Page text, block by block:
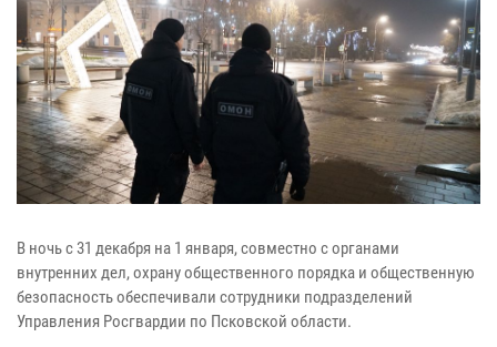
В ночь с 31 декабря на 1 января, совместно с органами
внутренних дел, охрану общественного порядка и общественную
безопасность обеспечивали сотрудники подразделений
Управления Росгвардии по Псковской области.